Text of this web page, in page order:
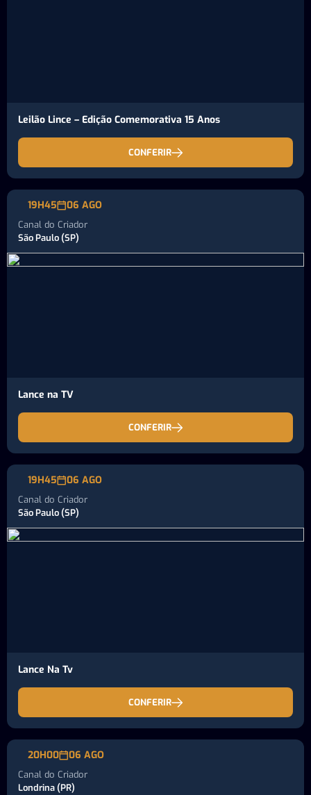
Leilão Lince – Edição Comemorativa 15 Anos
CONFERIR
19H45 06 AGO
Canal do Criador
São Paulo (SP)
Lance na TV
CONFERIR
19H45 06 AGO
Canal do Criador
São Paulo (SP)
Lance Na Tv
CONFERIR
20H00 06 AGO
Canal do Criador
Londrina (PR)